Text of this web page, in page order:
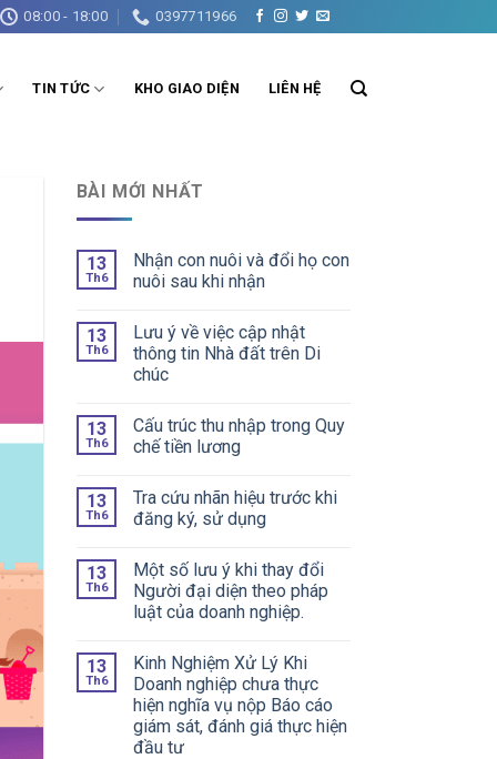
08:00 - 18:00 0397711966
TIN TỨC KHO GIAO DIỆN LIÊN HỆ
BÀI MỚI NHẤT
13
Th6
Nhận con nuôi và đổi họ con
nuôi sau khi nhận
13
Th6
Lưu ý về việc cập nhật
thông tin Nhà đất trên Di
chúc
13
Th6
Cấu trúc thu nhập trong Quy
chế tiền lương
13
Th6
Tra cứu nhãn hiệu trước khi
đăng ký, sử dụng
13
Th6
Một số lưu ý khi thay đổi
Người đại diện theo pháp
luật của doanh nghiệp.
13
Th6
Kinh Nghiệm Xử Lý Khi
Doanh nghiệp chưa thực
hiện nghĩa vụ nộp Báo cáo
giám sát, đánh giá thực hiện
đầu tư